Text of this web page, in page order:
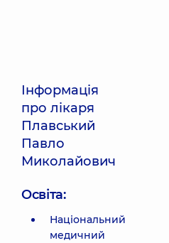
Інформація
про лікаря
Плавський
Павло
Миколайович
Освіта:
Національний
медичний